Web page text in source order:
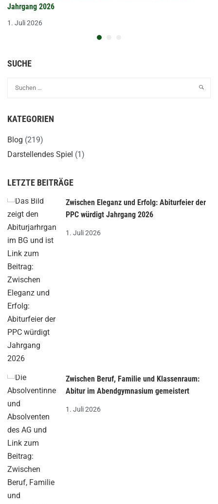
Jahrgang 2026
1. Juli 2026
SUCHE
KATEGORIEN
Blog (219)
Darstellendes Spiel (1)
LETZTE BEITRÄGE
Zwischen Eleganz und Erfolg: Abiturfeier der
PPC würdigt Jahrgang 2026
1. Juli 2026
Zwischen Beruf, Familie und Klassenraum:
Abitur im Abendgymnasium gemeistert
1. Juli 2026